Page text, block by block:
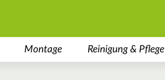
Montage Reinigung & Pflege